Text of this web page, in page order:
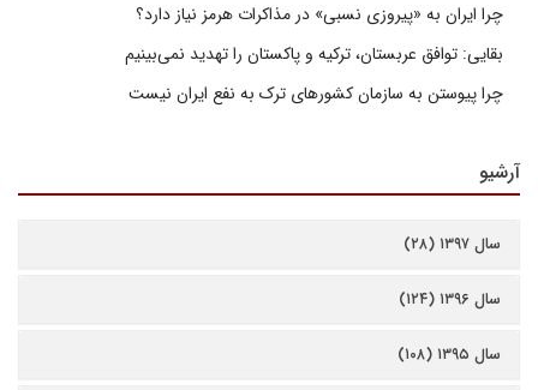
چرا ایران به «پیروزی نسبی» در مذاکرات هرمز نیاز دارد؟
بقایی: توافق عربستان، ترکیه و پاکستان را تهدید نمی‌بینیم
چرا پیوستن به سازمان کشورهای ترک به نفع ایران نیست
آرشیو
سال ۱۳۹۷ (۲۸)
سال ۱۳۹۶ (۱۲۴)
سال ۱۳۹۵ (۱۰۸)